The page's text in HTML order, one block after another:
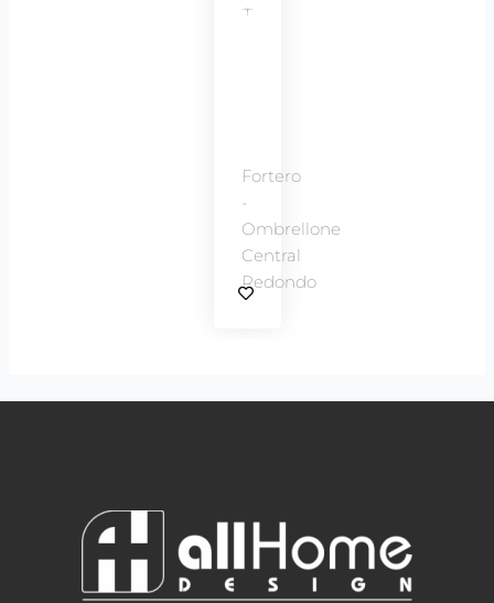
Fortero
-
Ombrellone
Central
Redondo